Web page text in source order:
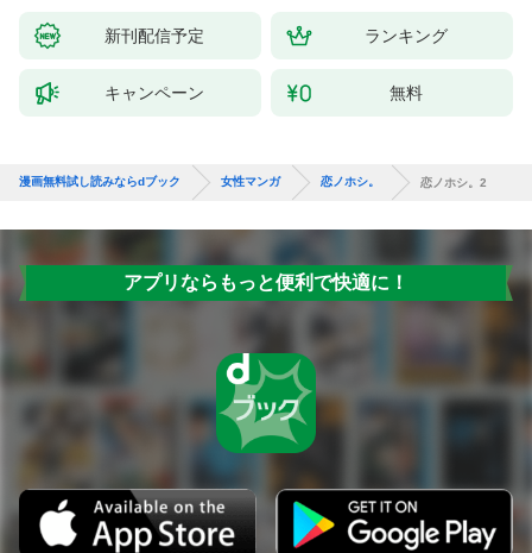
新刊配信予定 ランキング
キャンペーン 無料
漫画無料試し読みならdブック 女性マンガ 恋ノホシ。 恋ノホシ。2
アプリならもっと便利で快適に！